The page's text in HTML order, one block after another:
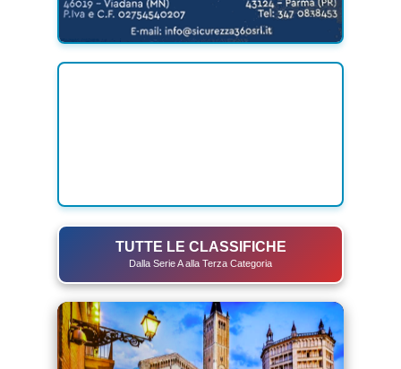
TUTTE LE CLASSIFICHE
Dalla Serie A alla Terza Categoria